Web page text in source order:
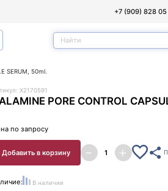
+7 (909) 828
SERUM, 50ml.
X2170591
PORE CONTROL
по запросу
Добавить в корзину
В наличии